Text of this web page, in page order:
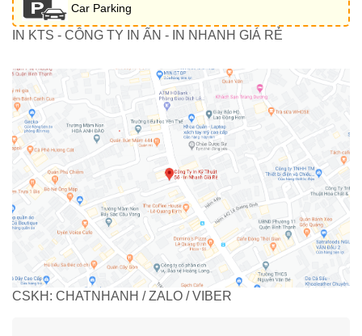
Car Parking
IN KTS - CÔNG TY IN ẤN - IN NHANH GIÁ RẺ
CSKH: CHATNHANH / ZALO / VIBER